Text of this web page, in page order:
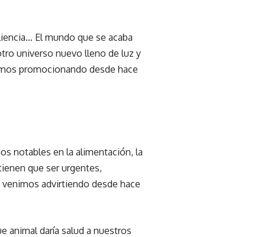
El mundo que se acaba
universo nuevo lleno de luz y
promocionando desde hace
notables en la alimentación, la
que ser urgentes,
advirtiendo desde hace
animal daría salud a nuestros